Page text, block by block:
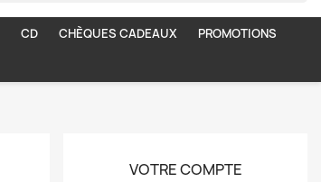
CD CHÈQUES CADEAUX
PROMOTIONS
VOTRE COMPTE